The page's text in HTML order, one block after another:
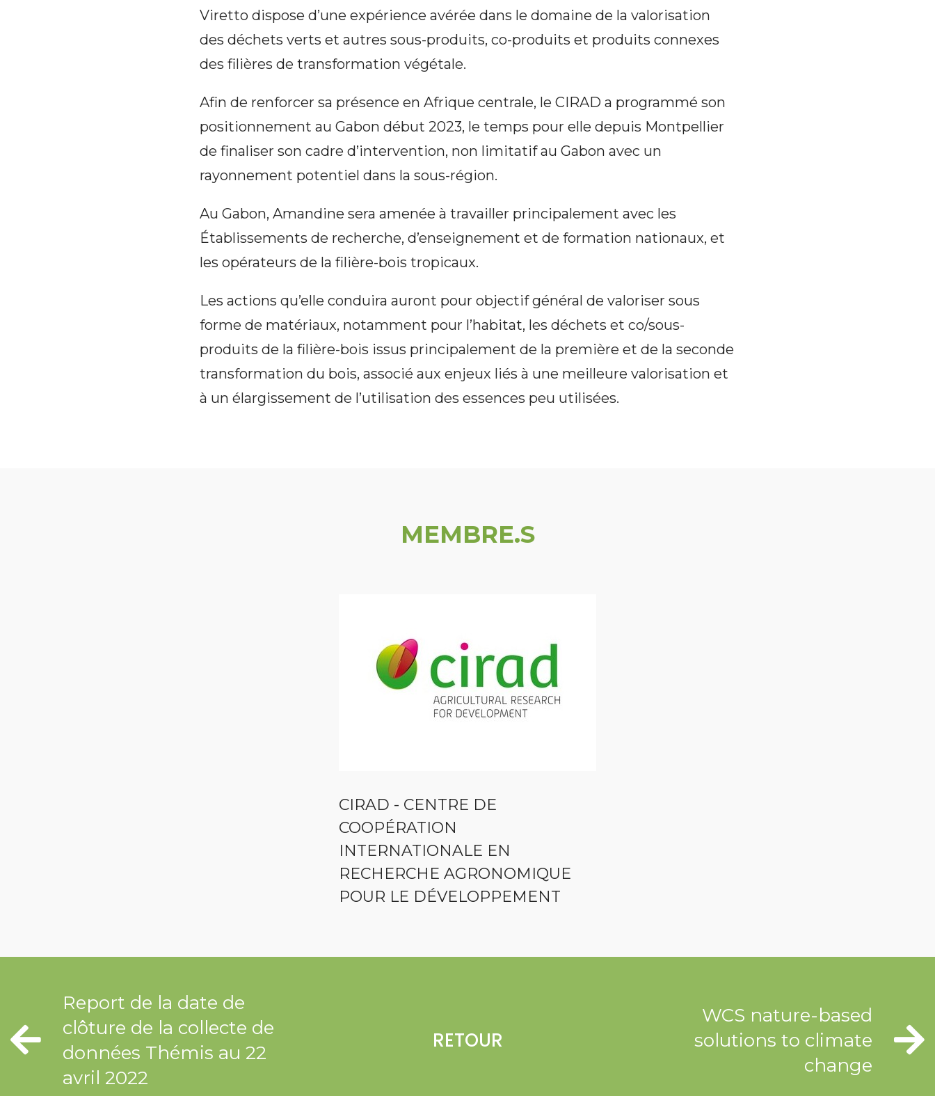
Viretto dispose d’une expérience avérée dans le domaine de la valorisation
des déchets verts et autres sous-produits, co-produits et produits connexes
des filières de transformation végétale.
Afin de renforcer sa présence en Afrique centrale, le CIRAD a programmé son
positionnement au Gabon début 2023, le temps pour elle depuis Montpellier
de finaliser son cadre d’intervention, non limitatif au Gabon avec un
rayonnement potentiel dans la sous-région.
Au Gabon, Amandine sera amenée à travailler principalement avec les
Établissements de recherche, d’enseignement et de formation nationaux, et
les opérateurs de la filière-bois tropicaux.
Les actions qu’elle conduira auront pour objectif général de valoriser sous
forme de matériaux, notamment pour l’habitat, les déchets et co/sous-
produits de la filière-bois issus principalement de la première et de la seconde
transformation du bois, associé aux enjeux liés à une meilleure valorisation et
à un élargissement de l’utilisation des essences peu utilisées.
MEMBRE.S
CIRAD - CENTRE DE
COOPÉRATION
INTERNATIONALE EN
RECHERCHE AGRONOMIQUE
POUR LE DÉVELOPPEMENT
Report de la date de
clôture de la collecte de
données Thémis au 22
avril 2022
RETOUR
WCS nature-based
solutions to climate
change